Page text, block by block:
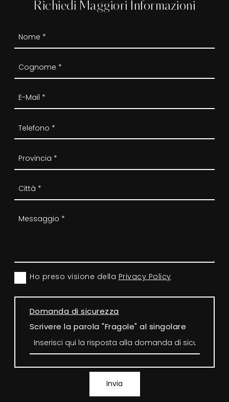
Richiedi Maggiori Informazioni
Ho preso visione della Privacy Policy
Domanda di sicurezza
Scrivere la parola "Fragole" al singolare
Invia